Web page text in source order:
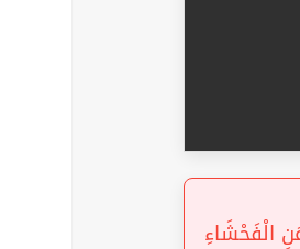
الْفَحْشَاءِ